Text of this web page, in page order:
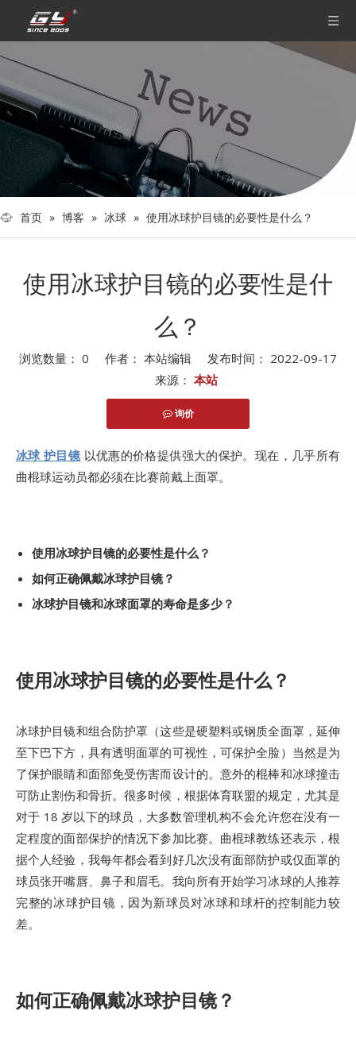
首页 » 博客 » 冰球 » 使用冰球护目镜的必要性是什么？
使用冰球护目镜的必要性是什
么？
浏览数量： 0 作者： 本站编辑 发布时间： 2022-09-17
来源： 本站
询价
冰球 护目镜 以优惠的价格提供强大的保护。现在，几乎所有
曲棍球运动员都必须在比赛前戴上面罩。
使用冰球护目镜的必要性是什么？
如何正确佩戴冰球护目镜？
冰球护目镜和冰球面罩的寿命是多少？
使用冰球护目镜的必要性是什么？
冰球护目镜和组合防护罩（这些是硬塑料或钢质全面罩，延伸
至下巴下方，具有透明面罩的可视性，可保护全脸）当然是为
了保护眼睛和面部免受伤害而设计的。意外的棍棒和冰球撞击
可防止割伤和骨折。很多时候，根据体育联盟的规定，尤其是
对于 18 岁以下的球员，大多数管理机构不会允许您在没有一
定程度的面部保护的情况下参加比赛。曲棍球教练还表示，根
据个人经验，我每年都会看到好几次没有面部防护或仅面罩的
球员张开嘴唇、鼻子和眉毛。我向所有开始学习冰球的人推荐
完整的冰球护目镜，因为新球员对冰球和球杆的控制能力较
差。
如何正确佩戴冰球护目镜？